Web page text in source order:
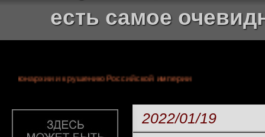
есть самое
монархии и крушению Российской империи
2022/01/19